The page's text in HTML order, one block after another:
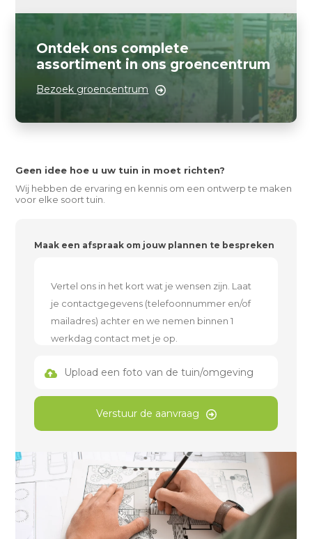
Ontdek ons complete
assortiment in ons groencentrum
Bezoek groencentrum
Geen idee hoe u uw tuin in moet richten?
Wij hebben de ervaring en kennis om een ontwerp te maken
voor elke soort tuin.
Maak een afspraak om jouw plannen te bespreken
Upload een foto van de tuin/omgeving
Verstuur de aanvraag